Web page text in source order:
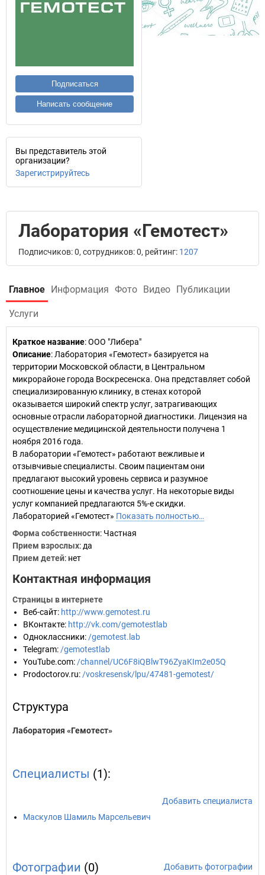
Подписаться
Написать сообщение
Вы представитель этой
организации?
Зарегистрируйтесь
Лаборатория «Гемотест»
Подписчиков: 0, сотрудников: 0, рейтинг: 1207
Главное Информация Фото Видео Публикации
Услуги
Краткое название:ООО "Либера"
Описание: Лаборатория «Гемотест» базируется на
территории Московской области, в Центральном
микрорайоне города Воскресенска. Она представляет собой
специализированную клинику, в стенах которой
оказывается широкий спектр услуг, затрагивающих
основные отрасли лабораторной диагностики. Лицензия на
осуществление медицинской деятельности получена 1
ноября 2016 года.
В лаборатории «Гемотест» работают вежливые и
отзывчивые специалисты. Своим пациентам они
предлагают высокий уровень сервиса и разумное
соотношение цены и качества услуг. На некоторые виды
услуг компанией предлагаются 5%-е скидки.
Лабораторией «Гемотест» Показать полностью…
Форма собственности: Частная
Прием взрослых: да
Прием детей: нет
Контактная информация
Страницы в интернете
Веб-сайт: http://www.gemotest.ru
ВКонтакте: http://vk.com/gemotestlab
Одноклассники: /gemotest.lab
Telegram: /gemotestlab
YouTube.com: /channel/UC6F8iQBlwT96ZyaKIm2e05Q
Prodoctorov.ru: /voskresensk/lpu/47481-gemotest/
Структура
Лаборатория «Гемотест»
Специалисты (1):
Добавить специалиста
Маскулов Шамиль Марсельевич
Фотографии (0) Добавить фотографии